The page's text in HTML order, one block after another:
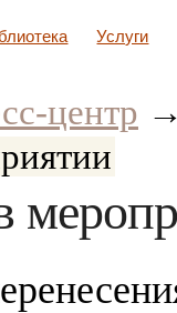
Услуги
центр